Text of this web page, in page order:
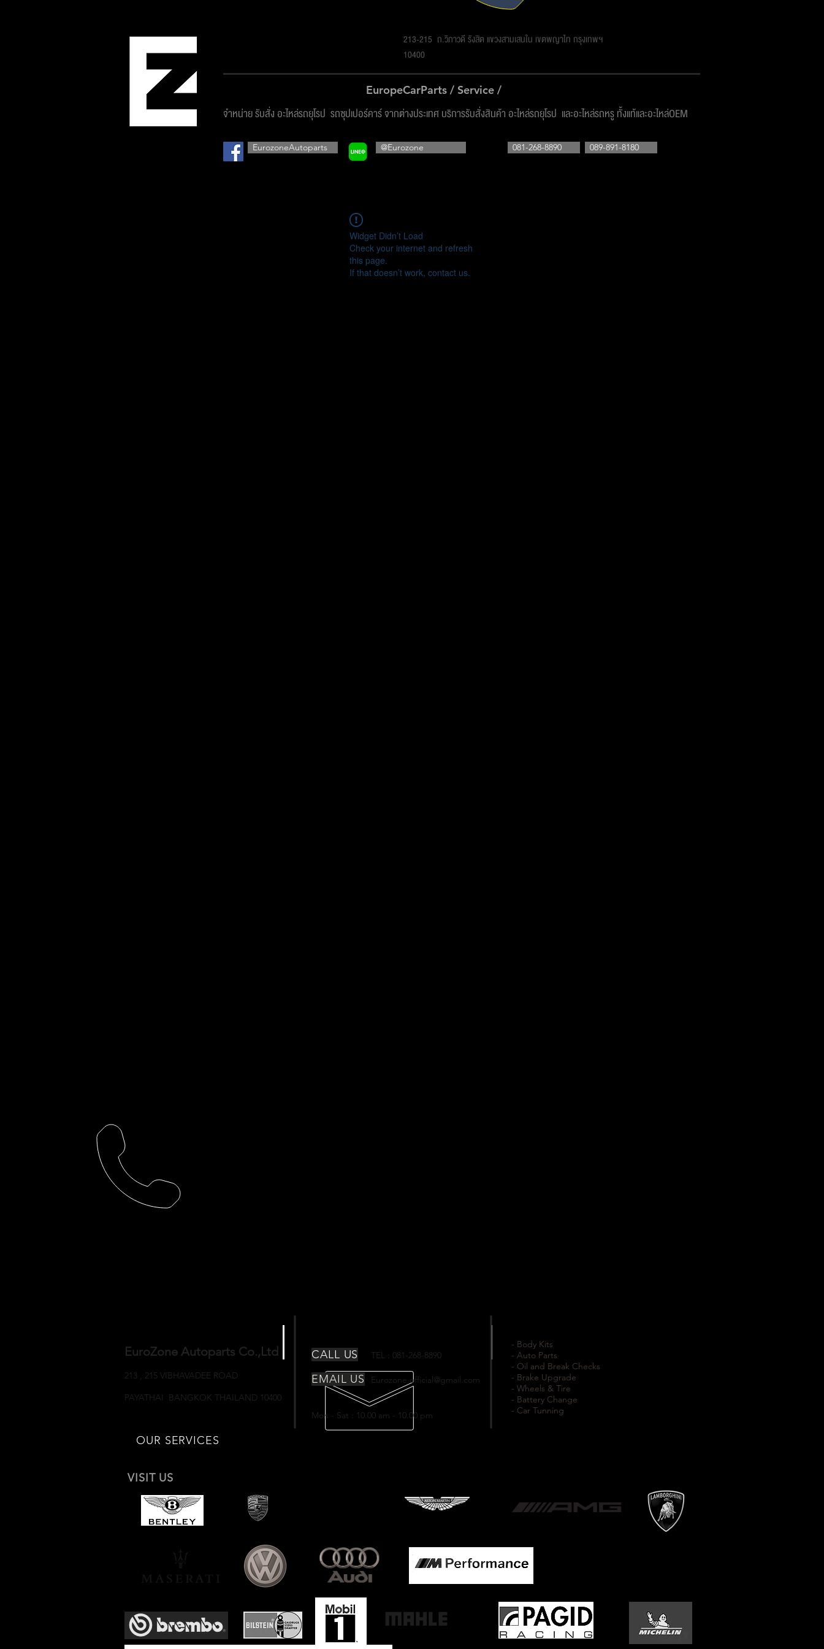
EuropeCarParts / Service /
213-215 ถ.วิภาวดี รังสิต แขวงสามเสนใน เขตพญาไท กรุงเทพฯ
10400
จำหน่าย รับสั่ง อะไหล่รถยุโรป รถซุปเปอร์คาร์ จากต่างประเทศ บริการรับสั่งสินค้า อะไหล่รถยุโรป และอะไหล่รถหรู ทั้งแท้และอะไหล่OEM
EurozoneAutoparts @Eurozone 081-268-8890 089-891-8180
Widget Didn’t Load
Check your internet and refresh
this page.
If that doesn’t work, contact us.
EuroZone Autoparts Co.,Ltd
213 , 215 VIBHAVADEE ROAD
PAYATHAI BANGKOK THAILAND 10400
OUR SERVICES
TEL : 081-268-8890
EMAIL US Eurozone.official@gmail.com
Mon - Sat : 10.00 am - 10.00 pm
- Body Kits
- Auto Parts
- Oil and Break Checks
- Brake Upgrade
- Wheels & Tire
- Battery Change
- Car Tunning
CALL US
VISIT US